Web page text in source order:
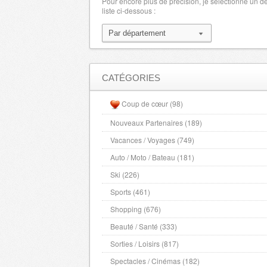
Loiret - 45000 , (fr)
Lot - 46000 , (fr)
Lot et Garonne - 47000 , (fr)
Lozere
Maine et Loire
Hautes Alpes - 5000 , (fr)
Manche - 50000 , (fr)
Marne - 51000 , (fr)
Haute Marne - 52000 , (fr)
Mayenne - 53000 , (fr)
Meurthe et Moselle
Meuse - 55000 , (fr)
Morbihan - 56000 , (fr)
Moselle - 57000 , (fr)
Nievre - 58000 , (fr)
Nord - 59000 , (fr)
liste ci-dessous :
CATÉGORIES
Coup de cœur (98)
Nouveaux Partenaires (189)
Vacances / Voyages (749)
Auto / Moto / Bateau (181)
Ski (226)
Sports (461)
Shopping (676)
Beauté / Santé (333)
Sorties / Loisirs (817)
Spectacles / Cinémas (182)